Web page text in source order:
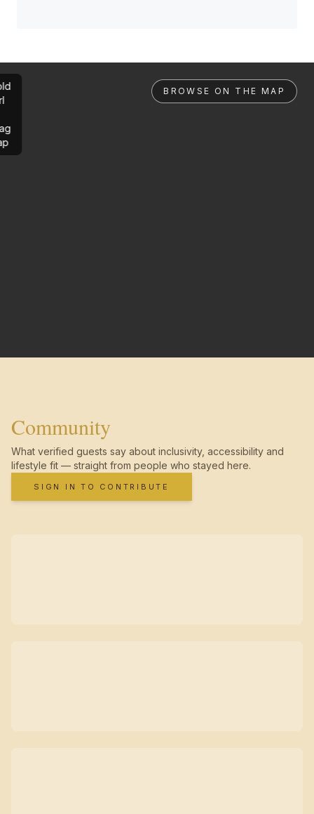
BROWSE ON THE MAP
Community
What verified guests say about inclusivity, accessibility and
lifestyle fit — straight from people who stayed here.
SIGN IN TO CONTRIBUTE